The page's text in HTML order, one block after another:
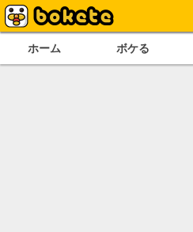
ホーム ボケる